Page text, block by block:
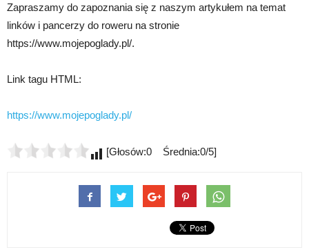
Zapraszamy do zapoznania się z naszym artykułem na temat
linków i pancerzy do roweru na stronie
https://www.mojepoglady.pl/.
Link tagu HTML:
https://www.mojepoglady.pl/
[Głosów:0 Średnia:0/5]